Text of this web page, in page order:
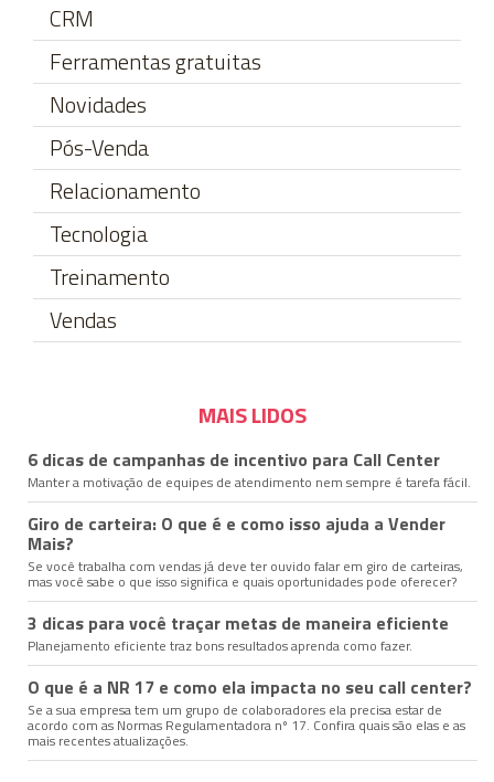
CRM
Ferramentas gratuitas
Novidades
Pós-Venda
Relacionamento
Tecnologia
Treinamento
Vendas
MAIS LIDOS
6 dicas de campanhas de incentivo para Call Center
Manter a motivação de equipes de atendimento nem sempre é tarefa fácil.
Giro de carteira: O que é e como isso ajuda a Vender
Mais?
Se você trabalha com vendas já deve ter ouvido falar em giro de carteiras,
mas você sabe o que isso significa e quais oportunidades pode oferecer?
3 dicas para você traçar metas de maneira eficiente
Planejamento eficiente traz bons resultados aprenda como fazer.
O que é a NR 17 e como ela impacta no seu call center?
Se a sua empresa tem um grupo de colaboradores ela precisa estar de
acordo com as Normas Regulamentadora nº 17. Confira quais são elas e as
mais recentes atualizações.